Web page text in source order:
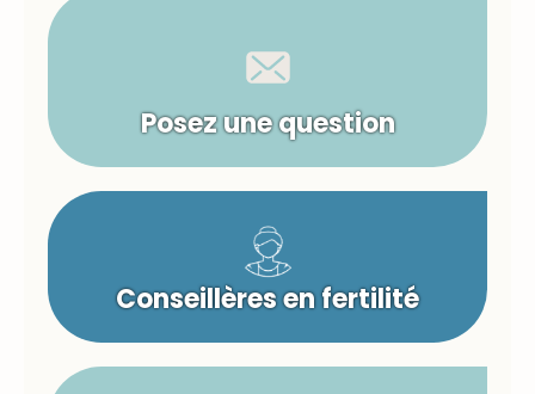
Posez une question
Conseillères en fertilité